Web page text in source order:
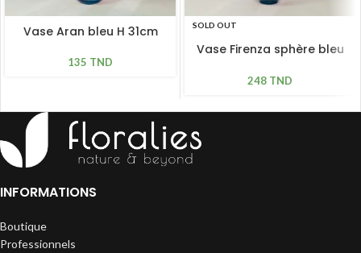
Vase Aran bleu H 31cm
135 TND
SOLD OUT
Vase Firenza sphère bleu
248 TND
INFORMATIONS
Boutique
Professionnels